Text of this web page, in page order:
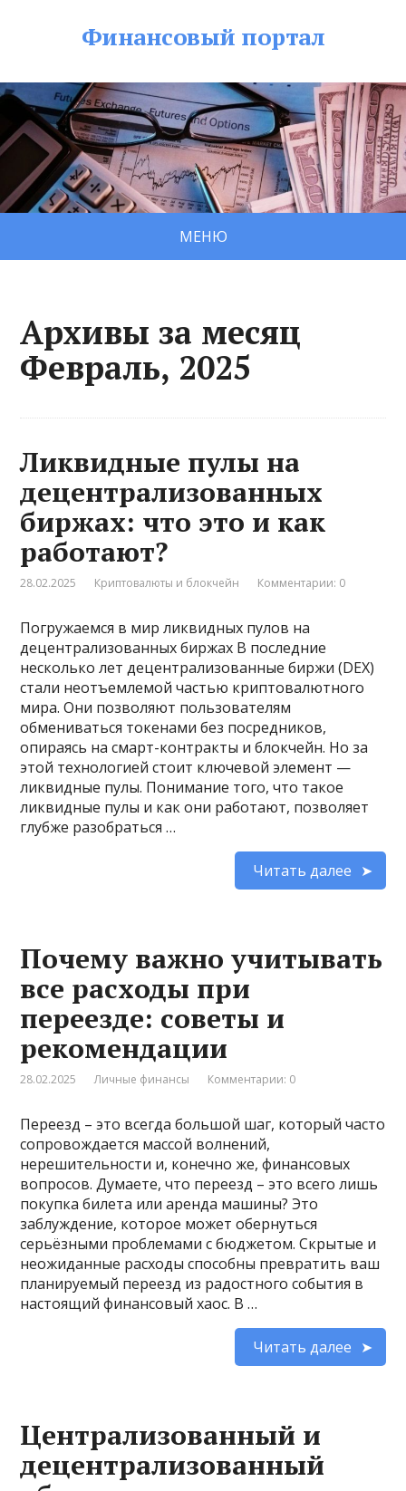
Финансовый портал
МЕНЮ
Архивы за месяц
Февраль, 2025
Ликвидные пулы на
децентрализованных
биржах: что это и как
работают?
28.02.2025 Криптовалюты и блокчейн Комментарии: 0
Погружаемся в мир ликвидных пулов на
децентрализованных биржах В последние
несколько лет децентрализованные биржи (DEX)
стали неотъемлемой частью криптовалютного
мира. Они позволяют пользователям
обмениваться токенами без посредников,
опираясь на смарт-контракты и блокчейн. Но за
этой технологией стоит ключевой элемент —
ликвидные пулы. Понимание того, что такое
ликвидные пулы и как они работают, позволяет
глубже разобраться …
Читать далее
Почему важно учитывать
все расходы при
переезде: советы и
рекомендации
28.02.2025 Личные финансы Комментарии: 0
Переезд – это всегда большой шаг, который часто
сопровождается массой волнений,
нерешительности и, конечно же, финансовых
вопросов. Думаете, что переезд – это всего лишь
покупка билета или аренда машины? Это
заблуждение, которое может обернуться
серьёзными проблемами с бюджетом. Скрытые и
неожиданные расходы способны превратить ваш
планируемый переезд из радостного события в
настоящий финансовый хаос. В …
Читать далее
Централизованный и
децентрализованный